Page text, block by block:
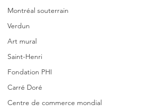
Montréal souterrain
Verdun
Art mural
Saint-Henri
Fondation PHI
Carré Doré
Centre de commerce mondial